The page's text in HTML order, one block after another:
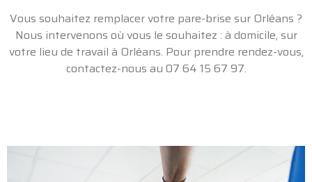
Vous souhaitez remplacer votre pare-brise sur Orléans ?
Nous intervenons où vous le souhaitez : à domicile, sur
votre lieu de travail à Orléans. Pour prendre rendez-vous,
contactez-nous au 07 64 15 67 97.